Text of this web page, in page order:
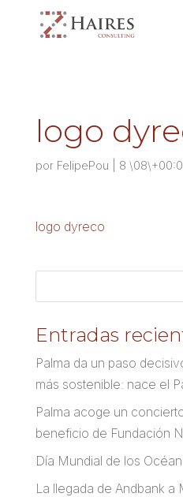
logo
por FelipePou 8
logo dyreco
Entradas
Palma da un paso
más sostenible: nace el
Palma acoge un
beneficio de Fundación
Día Mundial de los
La llegada de Andbank a